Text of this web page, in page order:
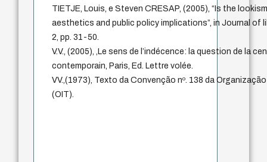
TIETJE, Louis, e Steven CRESAP, (2005), “Is the
aesthetics and public policy implications”, in Journal of
2, pp. 31-50.
V.V., (2005), ,Le sens de l’indécence: la question de la
contemporain, Paris, Ed. Lettre volée.
VV.,(1973), Texto da Convenção nº. 138 da
(OIT).